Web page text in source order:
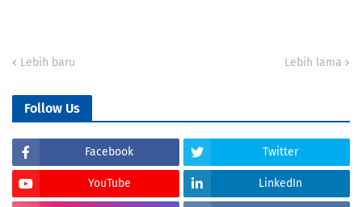
Lebih baru Lebih lama
Follow Us
Facebook Twitter
YouTube LinkedIn